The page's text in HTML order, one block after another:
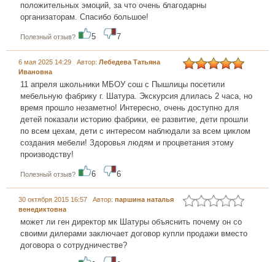
положительных эмоций, за что очень благодарны
организаторам. Спасибо большое!
Полезный отзыв? 5 7
6 мая 2025 14:29 Автор: Лебедева Татьяна
Ивановна
11 апреля школьники МБОУ сош с Пышлицы посетили
мебельную фабрику г. Шатура. Экскурсия длилась 2 часа, но
время прошло незаметно! Интересно, очень доступно для
детей показали историю фабрики, ее развитие, дети прошли
по всем цехам, дети с интересом наблюдали за всем циклом
создания мебели! Здоровья людям и процветания этому
производству!
Полезный отзыв? 6 6
30 октября 2015 16:57 Автор: паршина наталья
венедиктовна
может ли ген директор мк Шатуры объяснить почему он со
своими дилерами заключает договор купли продажи вместо
договора о сотрудничестве?